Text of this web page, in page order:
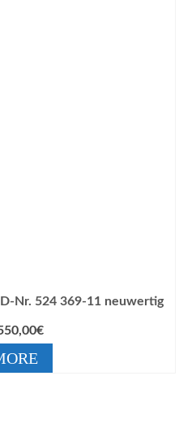
Nr. 524 369-11 neuwertig
€